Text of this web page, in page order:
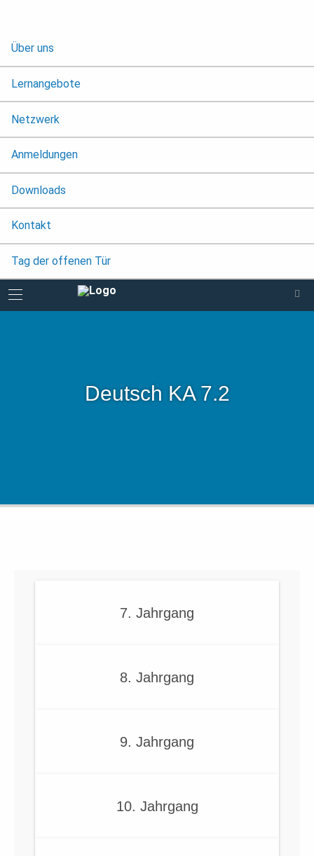
Über uns
Lernangebote
Netzwerk
Anmeldungen
Downloads
Kontakt
Tag der offenen Tür
Deutsch KA 7.2
7. Jahrgang
8. Jahrgang
9. Jahrgang
10. Jahrgang